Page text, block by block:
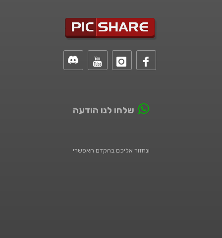
שלחו לנו הודעה
ונחזור אליכם בהקדם האפשרי